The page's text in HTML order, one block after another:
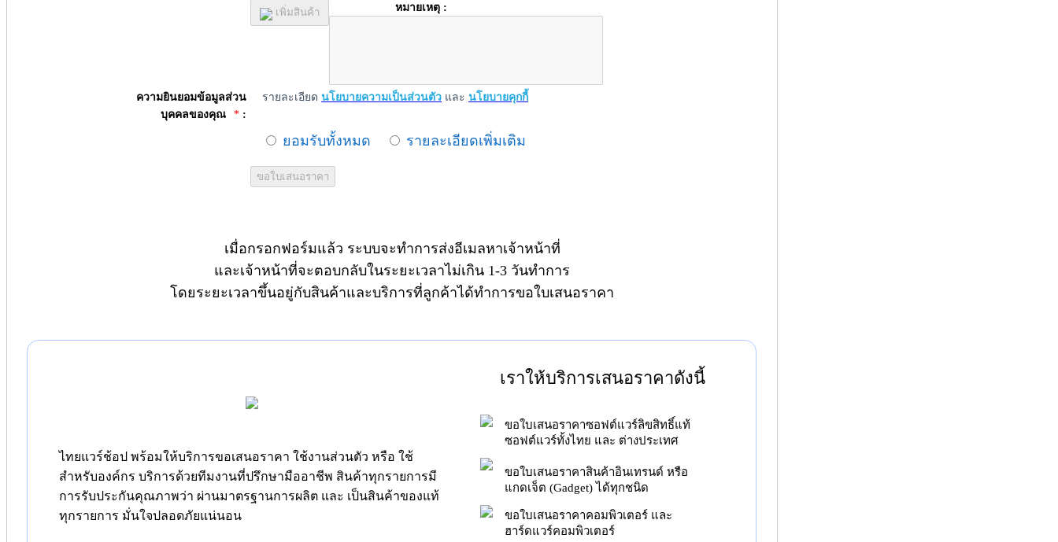
เพิ่มสินค้า หมายเหตุ :
ความยินยอมข้อมูลส่วน
บุคคลของคุณ
* :
รายละเอียด นโยบายความเป็นส่วนตัว และ นโยบายคุกกี้
ยอมรับทั้งหมด รายละเอียดเพิ่มเติม
เมื่อกรอกฟอร์มแล้ว ระบบจะทำการส่งอีเมลหาเจ้าหน้าที่
และเจ้าหน้าที่จะตอบกลับในระยะเวลาไม่เกิน 1-3 วันทำการ
โดยระยะเวลาขึ้นอยู่กับสินค้าและบริการที่ลูกค้าได้ทำการขอใบเสนอราคา
ไทยแวร์ช้อป พร้อมให้บริการขอเสนอราคา ใช้งานส่วนตัว หรือ ใช้
สำหรับองค์กร บริการด้วยทีมงานที่ปรึกษามืออาชีพ สินค้าทุกรายการมี
การรับประกันคุณภาพว่า ผ่านมาตรฐานการผลิต และ เป็นสินค้าของแท้
ทุกรายการ มั่นใจปลอดภัยแน่นอน
เราให้บริการเสนอราคาดังนี้
ขอใบเสนอราคาซอฟต์แวร์ลิขสิทธิ์แท้
ซอฟต์แวร์ทั้งไทย และ ต่างประเทศ
ขอใบเสนอราคาสินค้าอินเทรนด์ หรือ
แกดเจ็ต (Gadget) ได้ทุกชนิด
ขอใบเสนอราคาคอมพิวเตอร์ และ
ฮาร์ดแวร์คอมพิวเตอร์